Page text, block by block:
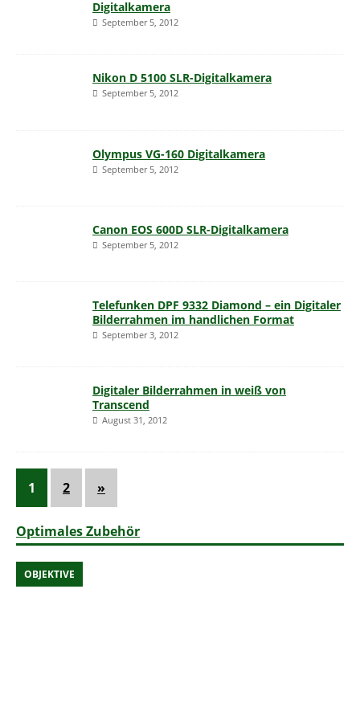
Digitalkamera
September 5, 2012
Nikon D 5100 SLR-Digitalkamera
September 5, 2012
Olympus VG-160 Digitalkamera
September 5, 2012
Canon EOS 600D SLR-Digitalkamera
September 5, 2012
Telefunken DPF 9332 Diamond – ein Digitaler
Bilderrahmen im handlichen Format
September 3, 2012
Digitaler Bilderrahmen in weiß von
Transcend
August 31, 2012
1 2 »
Optimales Zubehör
OBJEKTIVE